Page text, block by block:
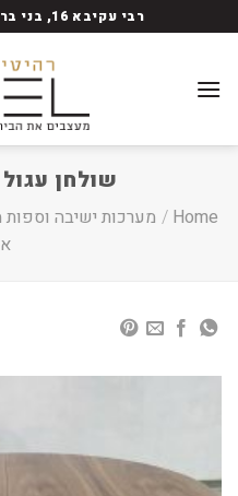
to
רבי עקיבא 16, בני ברק | טלפון: 03-579-8373
שולחן
Home
/ מערכות ישיבה וספות